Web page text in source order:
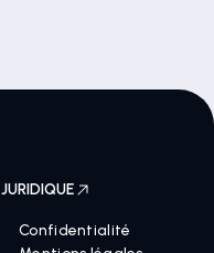
JURIDIQUE
Confidentialité